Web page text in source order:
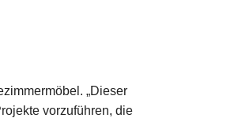
„Dieser
vorzuführen, die